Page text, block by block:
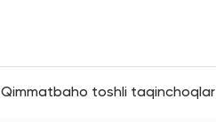
Qimmatbaho toshli taqinchoqlar